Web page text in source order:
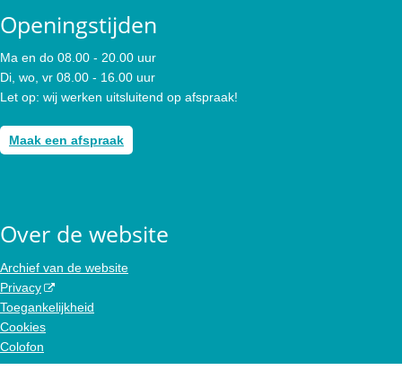
Openingstijden
Ma en do 08.00 - 20.00 uur
Di, wo, vr 08.00 - 16.00 uur
Let op: wij werken uitsluitend op afspraak!
Maak een afspraak
Over de website
Archief van de website
Privacy
Toegankelijkheid
Cookies
Colofon